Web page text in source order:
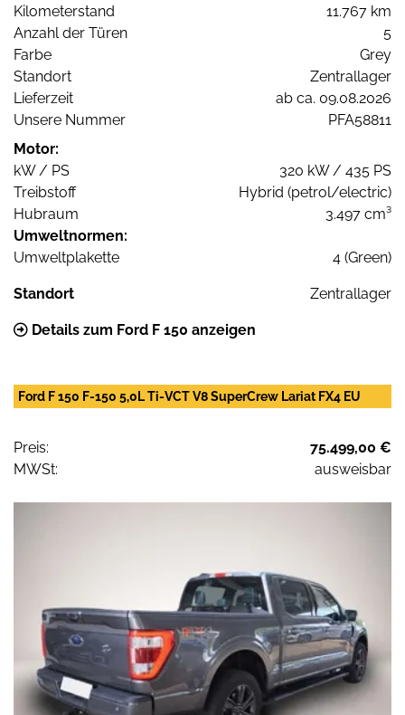
Kilometerstand
11.767 km
Anzahl der Türen
5
Farbe
Grey
Standort
Zentrallager
Lieferzeit
ab ca. 09.08.2026
Unsere Nummer
PFA58811
Motor:
kW / PS
320 kW / 435 PS
Treibstoff
Hybrid (petrol/electric)
Hubraum
3.497 cm³
Umweltnormen:
Umweltplakette
4 (Green)
Standort Zentrallager
Details zum Ford F 150 anzeigen
Ford F 150 F-150 5,0L Ti-VCT V8 SuperCrew Lariat FX4 EU
Preis:
75.499,00 €
MWSt:
ausweisbar